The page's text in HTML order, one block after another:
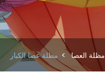
مظلة العصا مظلة عصا الكبار